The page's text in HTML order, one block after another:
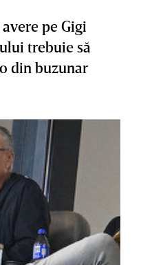
pe Gigi
trebuie să
din buzunar